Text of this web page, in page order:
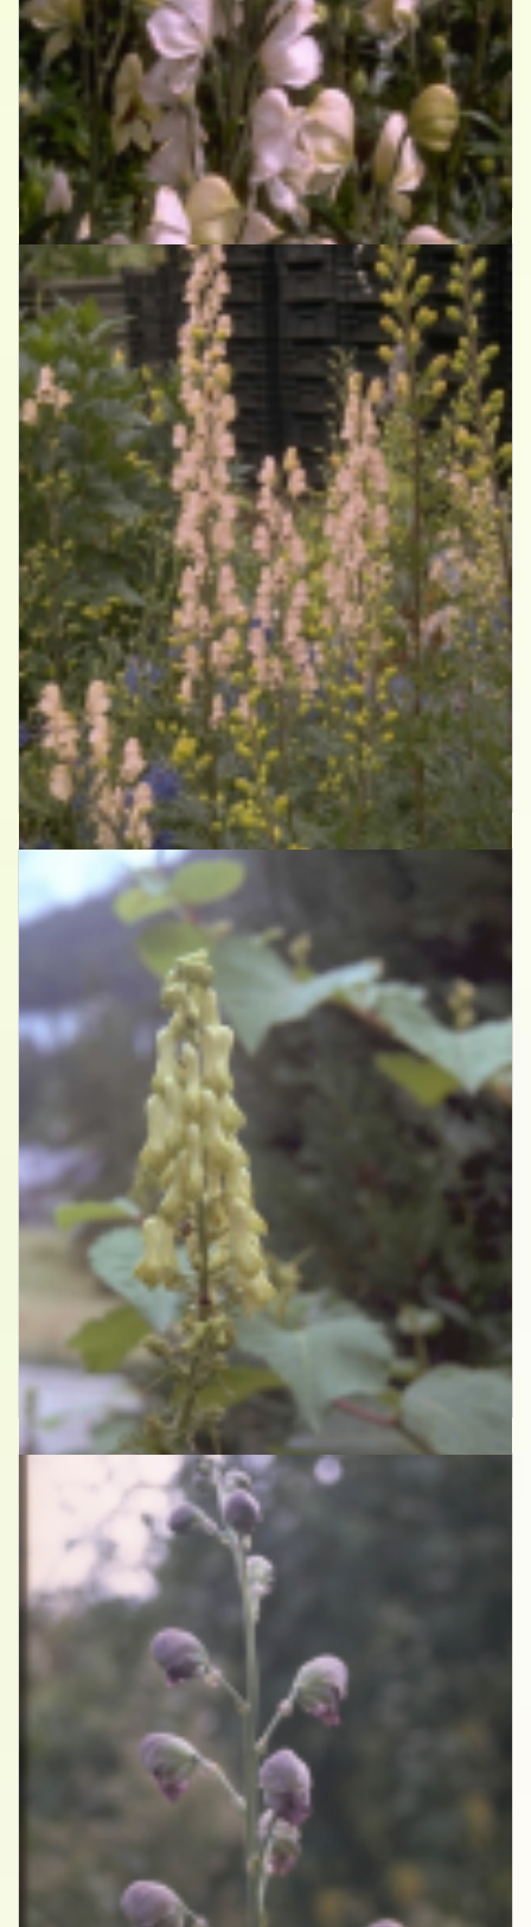
Blauwe monnikskap
Aconitum napellus 'Rubellum'
Blauwe monnikskap
Aconitum napellus 'Album'
Gele monnikskap
Aconitum vulparia